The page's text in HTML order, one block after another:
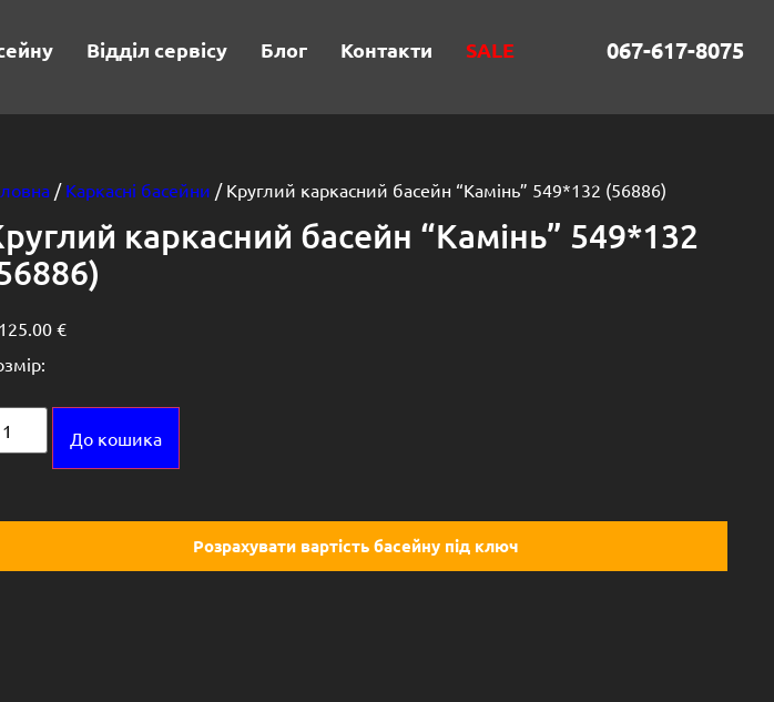
Відділ сервісу Блог Контакти SALE 067-617-8075
/ Каркасні басейни / Круглий каркасний басейн “Камінь” 549*132 (56886)
каркасний басейн “Камінь” 549*132
€
До кошика
Розрахувати вартість басейну під ключ